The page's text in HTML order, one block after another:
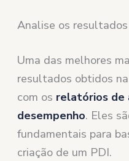
Analise os resultados
Uma das melhores
resultados obtidos
com os relatórios de
desempenho. Eles
fundamentais para
criação de um PDI.